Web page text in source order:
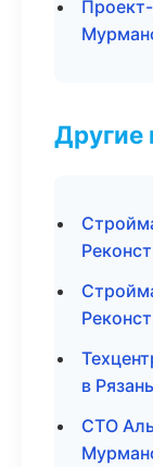
Другие
в Рязань
СТО